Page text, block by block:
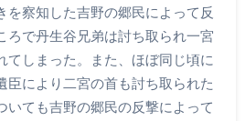
を察知した吉野の郷民によって反
ろで丹生谷兄弟は討ち取られ一宮
てしまった。また、ほぼ同じ頃に
臣により二宮の首も討ち取られた
いても吉野の郷民の反撃によって